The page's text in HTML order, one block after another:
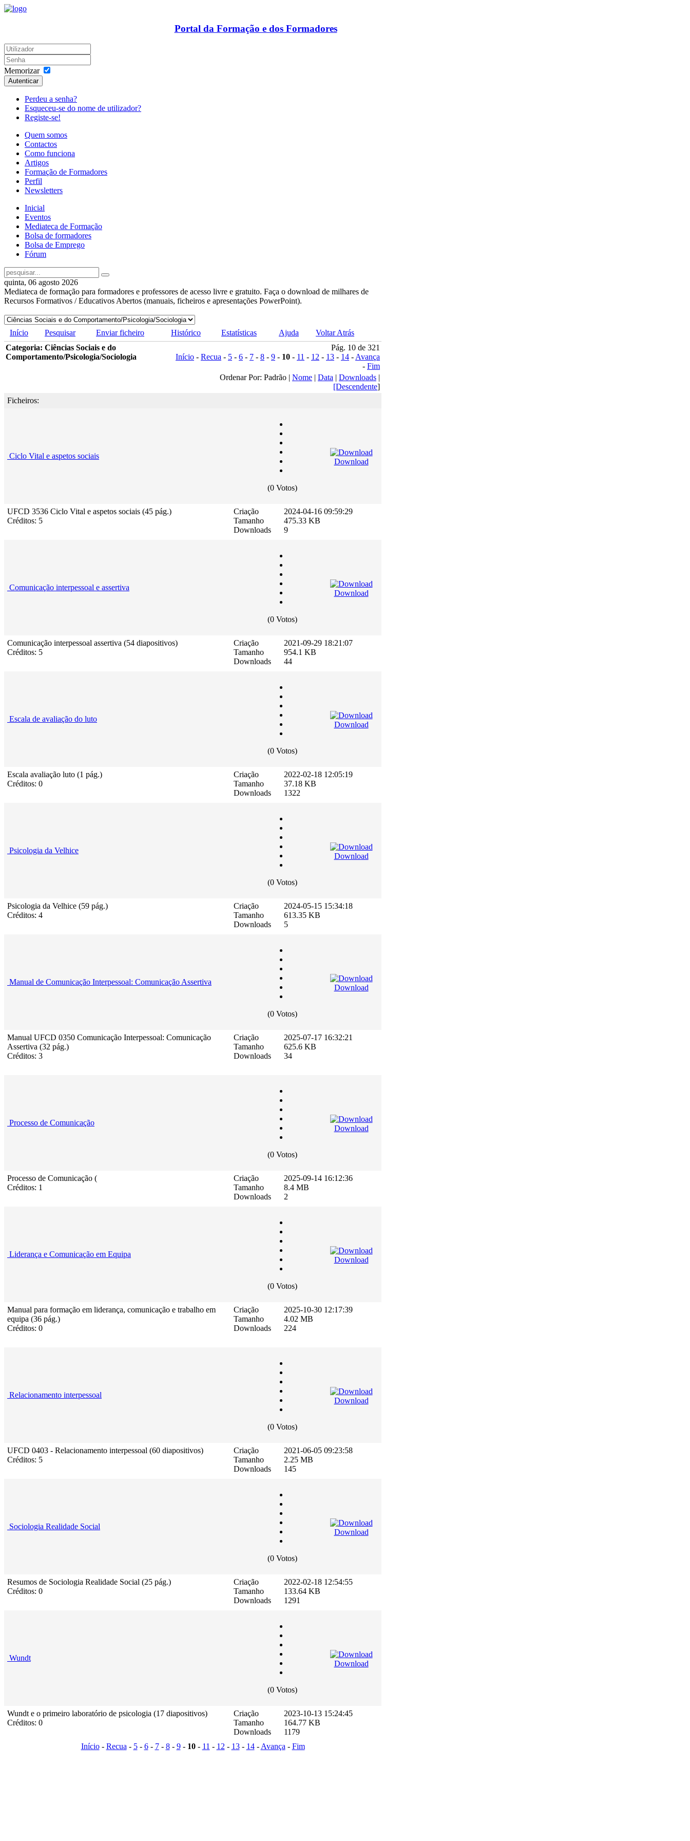
Portal da Formação e dos Formadores
Memorizar
Autenticar
Perdeu a senha?
Esqueceu-se do nome de utilizador?
Registe-se!
Quem somos
Contactos
Como funciona
Artigos
Formação de Formadores
Perfil
Newsletters
Inicial
Eventos
Mediateca de Formação
Bolsa de formadores
Bolsa de Emprego
Fórum
quinta, 06 agosto 2026
Mediateca de formação para formadores e professores de acesso livre e gratuito. Faça o download de milhares de
Recursos Formativos / Educativos Abertos (manuais, ficheiros e apresentações PowerPoint).
Início Pesquisar Enviar ficheiro Histórico Estatísticas Ajuda
Voltar Atrás
Categoria: Ciências Sociais e do
Comportamento/Psicologia/Sociologia
Pág. 10 de 321
Início - Recua - 5 - 6 - 7 - 8 - 9 - 10 - 11 - 12 - 13 - 14 -Avança
- Fim
Ordenar Por: Padrão | Nome | Data | Downloads |
[Descendente]
Ficheiros:
Ciclo Vital e aspetos sociais
(0 Votos)
Download
UFCD 3536 Ciclo Vital e aspetos sociais (45 pág.)
Créditos: 5
Criação
Tamanho
Downloads
2024-04-16 09:59:29
475.33 KB
9
Comunicação interpessoal e assertiva
(0 Votos)
Download
Comunicação interpessoal assertiva (54 diapositivos)
Créditos: 5
Criação
Tamanho
Downloads
2021-09-29 18:21:07
954.1 KB
44
Escala de avaliação do luto
(0 Votos)
Download
Escala avaliação luto (1 pág.)
Créditos: 0
Criação
Tamanho
Downloads
2022-02-18 12:05:19
37.18 KB
1322
Psicologia da Velhice
(0 Votos)
Download
Psicologia da Velhice (59 pág.)
Créditos: 4
Criação
Tamanho
Downloads
2024-05-15 15:34:18
613.35 KB
5
Manual de Comunicação Interpessoal: Comunicação Assertiva
(0 Votos)
Download
Manual UFCD 0350 Comunicação Interpessoal: Comunicação
Assertiva (32 pág.)
Créditos: 3
Criação
Tamanho
Downloads
2025-07-17 16:32:21
625.6 KB
34
Processo de Comunicação
(0 Votos)
Download
Processo de Comunicação (
Créditos: 1
Criação
Tamanho
Downloads
2025-09-14 16:12:36
8.4 MB
2
Liderança e Comunicação em Equipa
(0 Votos)
Download
Manual para formação em liderança, comunicação e trabalho em
equipa (36 pág.)
Créditos: 0
Criação
Tamanho
Downloads
2025-10-30 12:17:39
4.02 MB
224
Relacionamento interpessoal
(0 Votos)
Download
UFCD 0403 - Relacionamento interpessoal (60 diapositivos)
Créditos: 5
Criação
Tamanho
Downloads
2021-06-05 09:23:58
2.25 MB
145
Sociologia Realidade Social
(0 Votos)
Download
Resumos de Sociologia Realidade Social (25 pág.)
Créditos: 0
Criação
Tamanho
Downloads
2022-02-18 12:54:55
133.64 KB
1291
Wundt
(0 Votos)
Download
Wundt e o primeiro laboratório de psicologia (17 diapositivos)
Créditos: 0
Criação
Tamanho
Downloads
2023-10-13 15:24:45
164.77 KB
1179
Início- Recua- 5- 6- 7- 8- 9- 10- 11 - 12- 13- 14-Avança- Fim